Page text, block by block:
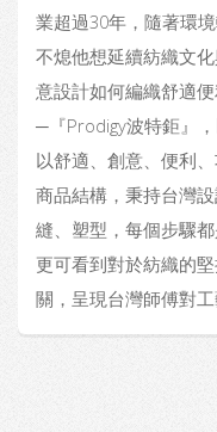
業超過30年，隨著環
不熄他想延續紡織文
意設計如何編織舒適
─『Prodigy波特鉅』
以舒適、創意、便利
商品結構，秉持台灣
縫、塑型，每個步驟
更可看到對於紡織的
關，呈現台灣師傅對工